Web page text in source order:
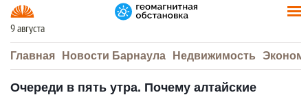
9 августа
Главная Новости Барнаула Недвижимость
Очереди в пять утра. Почему алтайские